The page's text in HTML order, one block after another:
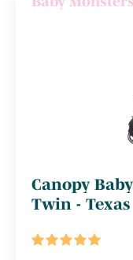
Canopy
Twin - Texas